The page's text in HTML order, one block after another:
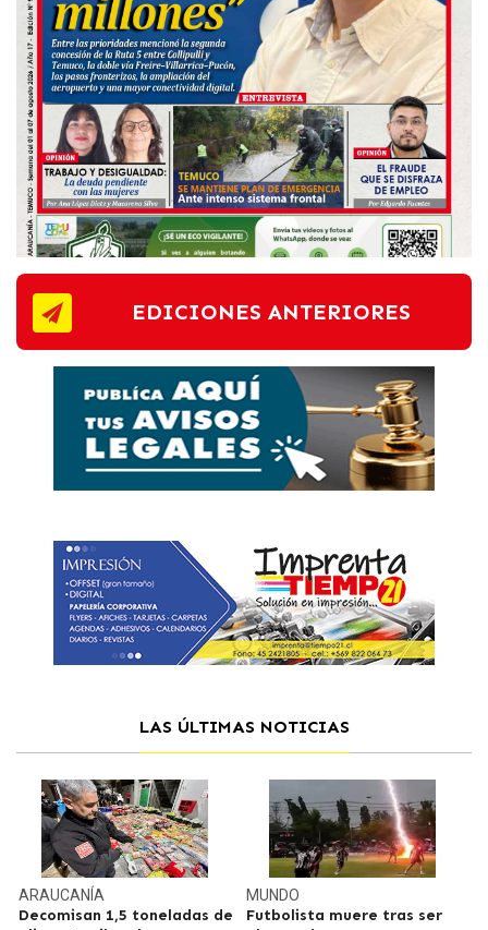
EDICIONES ANTERIORES
LAS ÚLTIMAS NOTICIAS
ARAUCANÍA
Decomisan 1,5 toneladas de
MUNDO
Futbolista muere tras ser